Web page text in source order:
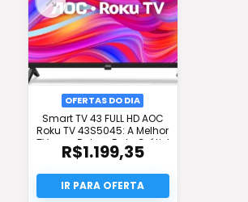
OFERTAS DO DIA
Smart TV 43 FULL HD AOC
Roku TV 43S5045: A Melhor
TV com Roku e Frete Grátis!
R$1.199,35